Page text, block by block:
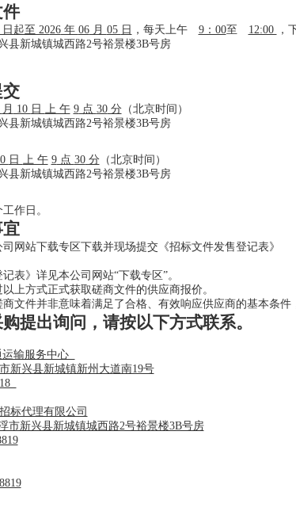
起至 2026年 06月 05 日 ，每天上午 9：00至 12:00 ，
县新城镇城西路2号裕景楼3B号房
月 10 日 上 午 9点 30分（北京时间）
县新城镇城西路2号裕景楼3B号房
日 上 午 9点 30分（北京时间）
县新城镇城西路2号裕景楼3B号房
作日。
网站下载专区下载并现场提交《招标文件发售登记表》
表》详见本公司网站“下载专区”。
以上方式正式获取磋商文件的供应商报价。
商文件并非意味着满足了合格、有效响应供应商的基本条
提出询问，请按以下方式联系。
输服务中心
新兴县新城镇新州大道南19号
标代理有限公司
市新兴县新城镇城西路2号裕景楼3B号房